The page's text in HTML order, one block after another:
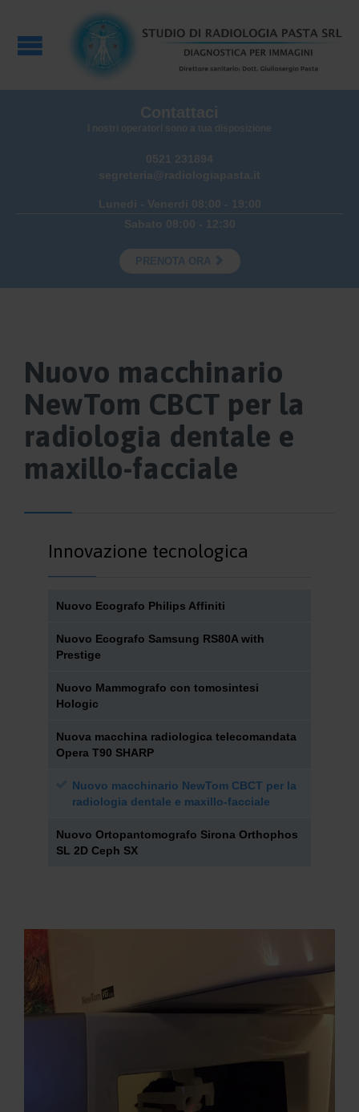
Contattaci
I nostri operatori sono a tua disposizione
0521 231894
segreteria@radiologiapasta.it
Lunedi - Venerdi 08:00 - 19:00
Sabato 08:00 - 12:30
PRENOTA ORA 
Nuovo macchinario
NewTom CBCT per la
radiologia dentale e
maxillo-facciale
Innovazione tecnologica
Nuovo Ecografo Philips Affiniti
Nuovo Ecografo Samsung RS80A with
Prestige
Nuovo Mammografo con tomosintesi
Hologic
Nuova macchina radiologica telecomandata
Opera T90 SHARP
Nuovo macchinario NewTom CBCT per la
radiologia dentale e maxillo-facciale
Nuovo Ortopantomografo Sirona Orthophos
SL 2D Ceph SX